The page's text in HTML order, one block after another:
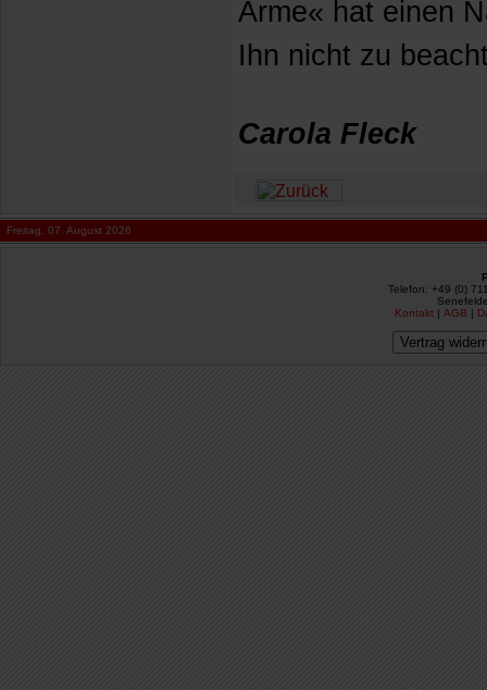
Arme« hat einen
Ihn nicht zu
Carola Fleck
Freitag, 07. August 2026
Telefon: +49 (0)
Kontakt | AGB |
Vertrag